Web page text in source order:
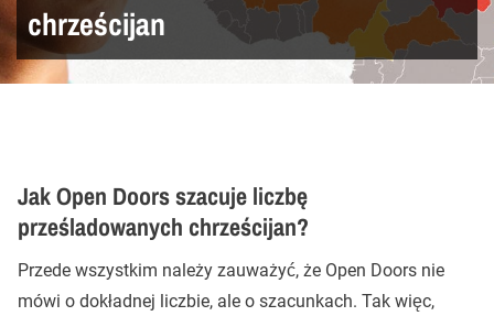
chrześcijan
Jak Open Doors szacuje liczbę
prześladowanych chrześcijan?
Przede wszystkim należy zauważyć, że Open Doors nie
mówi o dokładnej liczbie, ale o szacunkach. Tak więc,